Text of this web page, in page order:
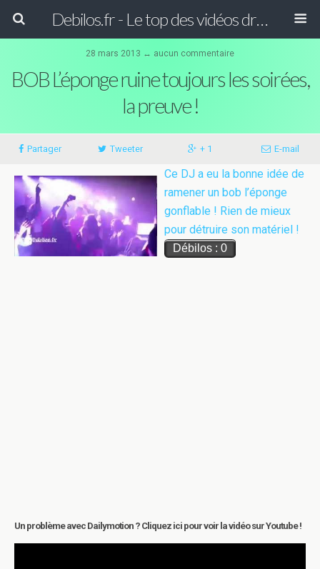
Debilos.fr - Le top des vidéos drôles du WEB !
28 mars 2013 ↔ aucun commentaire
BOB L’éponge ruine toujours les soirées,
la preuve !
Partager Tweeter + 1 E-mail
Ce DJ a eu la bonne idée de
ramener un bob l’éponge
gonflable ! Rien de mieux
pour détruire son matériel !
Un problème avec Dailymotion ? Cliquez ici pour voir la vidéo sur Youtube !